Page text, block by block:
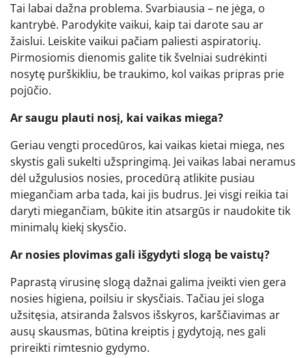
Tai labai dažna problema. Svarbiausia – ne jėga, o
kantrybė. Parodykite vaikui, kaip tai darote sau ar
žaislui. Leiskite vaikui pačiam paliesti aspiratorių.
Pirmosiomis dienomis galite tik švelniai sudrėkinti
nosytę purškikliu, be traukimo, kol vaikas pripras prie
pojūčio.
Ar saugu plauti nosį, kai vaikas miega?
Geriau vengti procedūros, kai vaikas kietai miega, nes
skystis gali sukelti užspringimą. Jei vaikas labai neramus
dėl užgulusios nosies, procedūrą atlikite pusiau
miegančiam arba tada, kai jis budrus. Jei visgi reikia tai
daryti miegančiam, būkite itin atsargūs ir naudokite tik
minimalų kiekį skysčio.
Ar nosies plovimas gali išgydyti slogą be vaistų?
Paprastą virusinę slogą dažnai galima įveikti vien gera
nosies higiena, poilsiu ir skysčiais. Tačiau jei sloga
užsitęsia, atsiranda žalsvos išskyros, karščiavimas ar
ausų skausmas, būtina kreiptis į gydytoją, nes gali
prireikti rimtesnio gydymo.